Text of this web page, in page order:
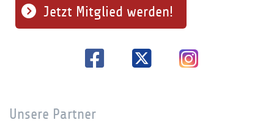
Jetzt Mitglied werden!
Unsere Partner